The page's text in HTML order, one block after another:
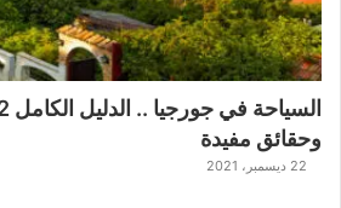
ت
ت
ا
ا
لوحقائق مفيدة
22 ديسمبر، 2021